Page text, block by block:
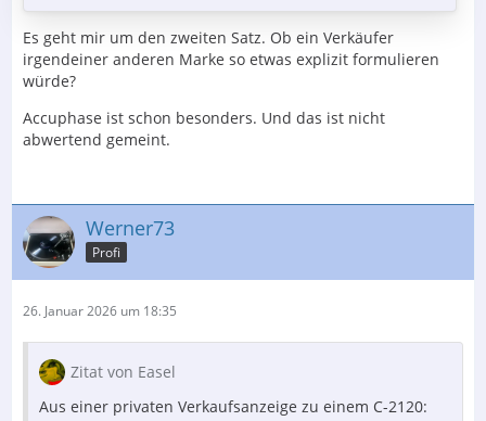
Es geht mir um den zweiten Satz. Ob ein Verkäufer
irgendeiner anderen Marke so etwas explizit formulieren
würde?
Accuphase ist schon besonders. Und das ist nicht
abwertend gemeint.
Werner73
Profi
26. Januar 2026 um 18:35
Zitat von Easel
Aus einer privaten Verkaufsanzeige zu einem C-2120: